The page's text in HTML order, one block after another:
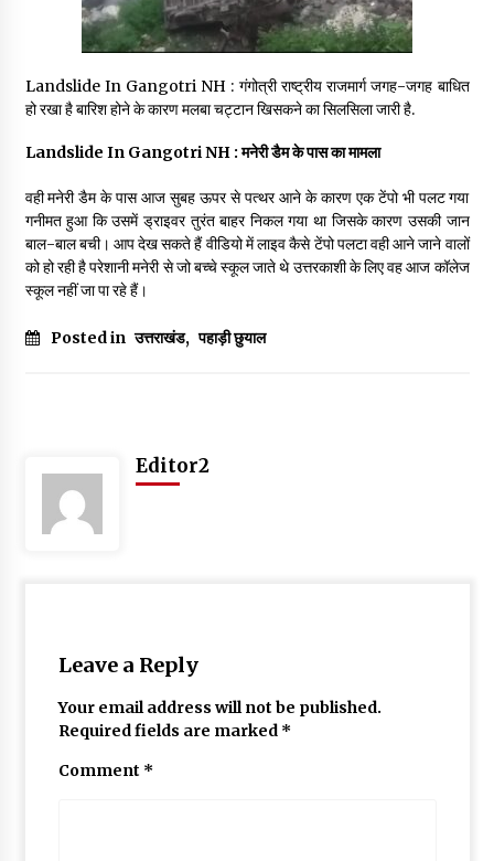
May 16, 2022
Thought Of The Day 14 May
May 14, 2022
Thought Of The Day 13 May
May 13, 2022
Thought Of The Day 10 May
Landslide In Gangotri NH : गंगोत्री राष्ट्रीय राजमार्ग जगह-जगह बाधित
हो रखा है बारिश होने के कारण मलबा चट्टान खिसकने का सिलसिला जारी है.
Landslide In Gangotri NH : मनेरी डैम के पास का मामला
वही मनेरी डैम के पास आज सुबह ऊपर से पत्थर आने के कारण एक टेंपो भी पलट गया
गनीमत हुआ कि उसमें ड्राइवर तुरंत बाहर निकल गया था जिसके कारण उसकी जान
बाल-बाल बची। आप देख सकते हैं वीडियो में लाइव कैसे टेंपो पलटा वही आने जाने वालों
को हो रही है परेशानी मनेरी से जो बच्चे स्कूल जाते थे उत्तरकाशी के लिए वह आज कॉलेज
स्कूल नहीं जा पा रहे हैं।
Posted in उत्तराखंड, पहाड़ी छुयाल
Editor2
Leave a Reply
Your email address will not be published.
Required fields are marked *
Comment *